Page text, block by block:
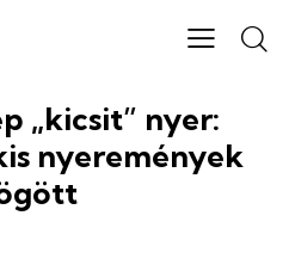
„kicsit” nyer:
nyeremények